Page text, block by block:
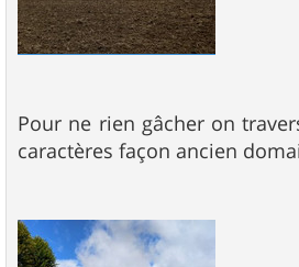
Pour ne rien gâcher on
caractères façon ancien